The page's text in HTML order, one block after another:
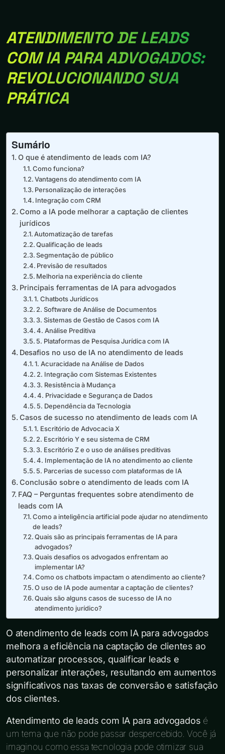
ATENDIMENTO DE LEADS
COM IA PARA ADVOGADOS:
REVOLUCIONANDO SUA
PRÁTICA
Sumário
O que é atendimento de leads com IA?
Como funciona?
Vantagens do atendimento com IA
Personalização de interações
Integração com CRM
Como a IA pode melhorar a captação de clientes
jurídicos
Automatização de tarefas
Qualificação de leads
Segmentação de público
Previsão de resultados
Melhoria na experiência do cliente
Principais ferramentas de IA para advogados
1. Chatbots Jurídicos
2. Software de Análise de Documentos
3. Sistemas de Gestão de Casos com IA
4. Análise Preditiva
5. Plataformas de Pesquisa Jurídica com IA
Desafios no uso de IA no atendimento de leads
1. Acuracidade na Análise de Dados
2. Integração com Sistemas Existentes
3. Resistência à Mudança
4. Privacidade e Segurança de Dados
5. Dependência da Tecnologia
Casos de sucesso no atendimento de leads com IA
1. Escritório de Advocacia X
2. Escritório Y e seu sistema de CRM
3. Escritório Z e o uso de análises preditivas
4. Implementação de IA no atendimento ao cliente
5. Parcerias de sucesso com plataformas de IA
Conclusão sobre o atendimento de leads com IA
FAQ – Perguntas frequentes sobre atendimento de
leads com IA
Como a inteligência artificial pode ajudar no atendimento
de leads?
Quais são as principais ferramentas de IA para
advogados?
Quais desafios os advogados enfrentam ao
implementar IA?
Como os chatbots impactam o atendimento ao cliente?
O uso de IA pode aumentar a captação de clientes?
Quais são alguns casos de sucesso de IA no
atendimento jurídico?
O atendimento de leads com IA para advogados
melhora a eficiência na captação de clientes ao
automatizar processos, qualificar leads e
personalizar interações, resultando em aumentos
significativos nas taxas de conversão e satisfação
dos clientes.
Atendimento de leads com IA para advogados é
um tema que não pode passar despercebido. Você já
imaginou como essa tecnologia pode otimizar sua